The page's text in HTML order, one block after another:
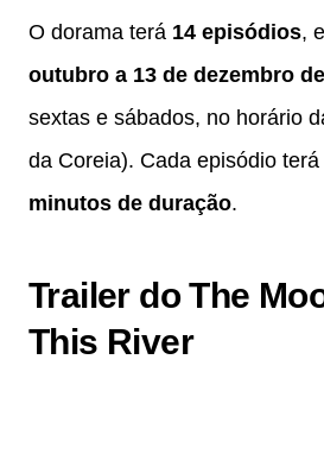
O dorama terá 14 episódios,
outubro a 13 de dezembro
sextas e sábados, no horário
da Coreia). Cada episódio
minutos de duração.
Trailer do The
This River